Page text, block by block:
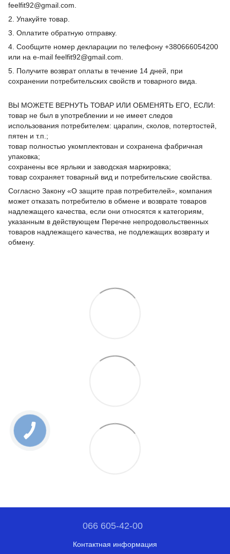
feelfit92@gmail.com.
2. Упакуйте товар.
3. Оплатите обратную отправку.
4. Сообщите номер декларации по телефону +380666054200
или на e-mail feelfit92@gmail.com.
5. Получите возврат оплаты в течение 14 дней, при
сохранении потребительских свойств и товарного вида.
ВЫ МОЖЕТЕ ВЕРНУТЬ ТОВАР ИЛИ ОБМЕНЯТЬ ЕГО, ЕСЛИ:
товар не был в употреблении и не имеет следов
использования потребителем: царапин, сколов, потертостей,
пятен и т.п.;
товар полностью укомплектован и сохранена фабричная
упаковка;
сохранены все ярлыки и заводская маркировка;
товар сохраняет товарный вид и потребительские свойства.
Согласно Закону «О защите прав потребителей», компания
может отказать потребителю в обмене и возврате товаров
надлежащего качества, если они относятся к категориям,
указанным в действующем Перечне непродовольственных
товаров надлежащего качества, не подлежащих возврату и
обмену.
066 605-42-00
Контактная информация